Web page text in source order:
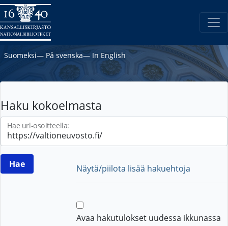
Suomeksi― På svenska― In English
Haku kokoelmasta
Hae url-osoitteella:
Näytä/piilota lisää hakuehtoja
Avaa hakutulokset uudessa ikkunassa